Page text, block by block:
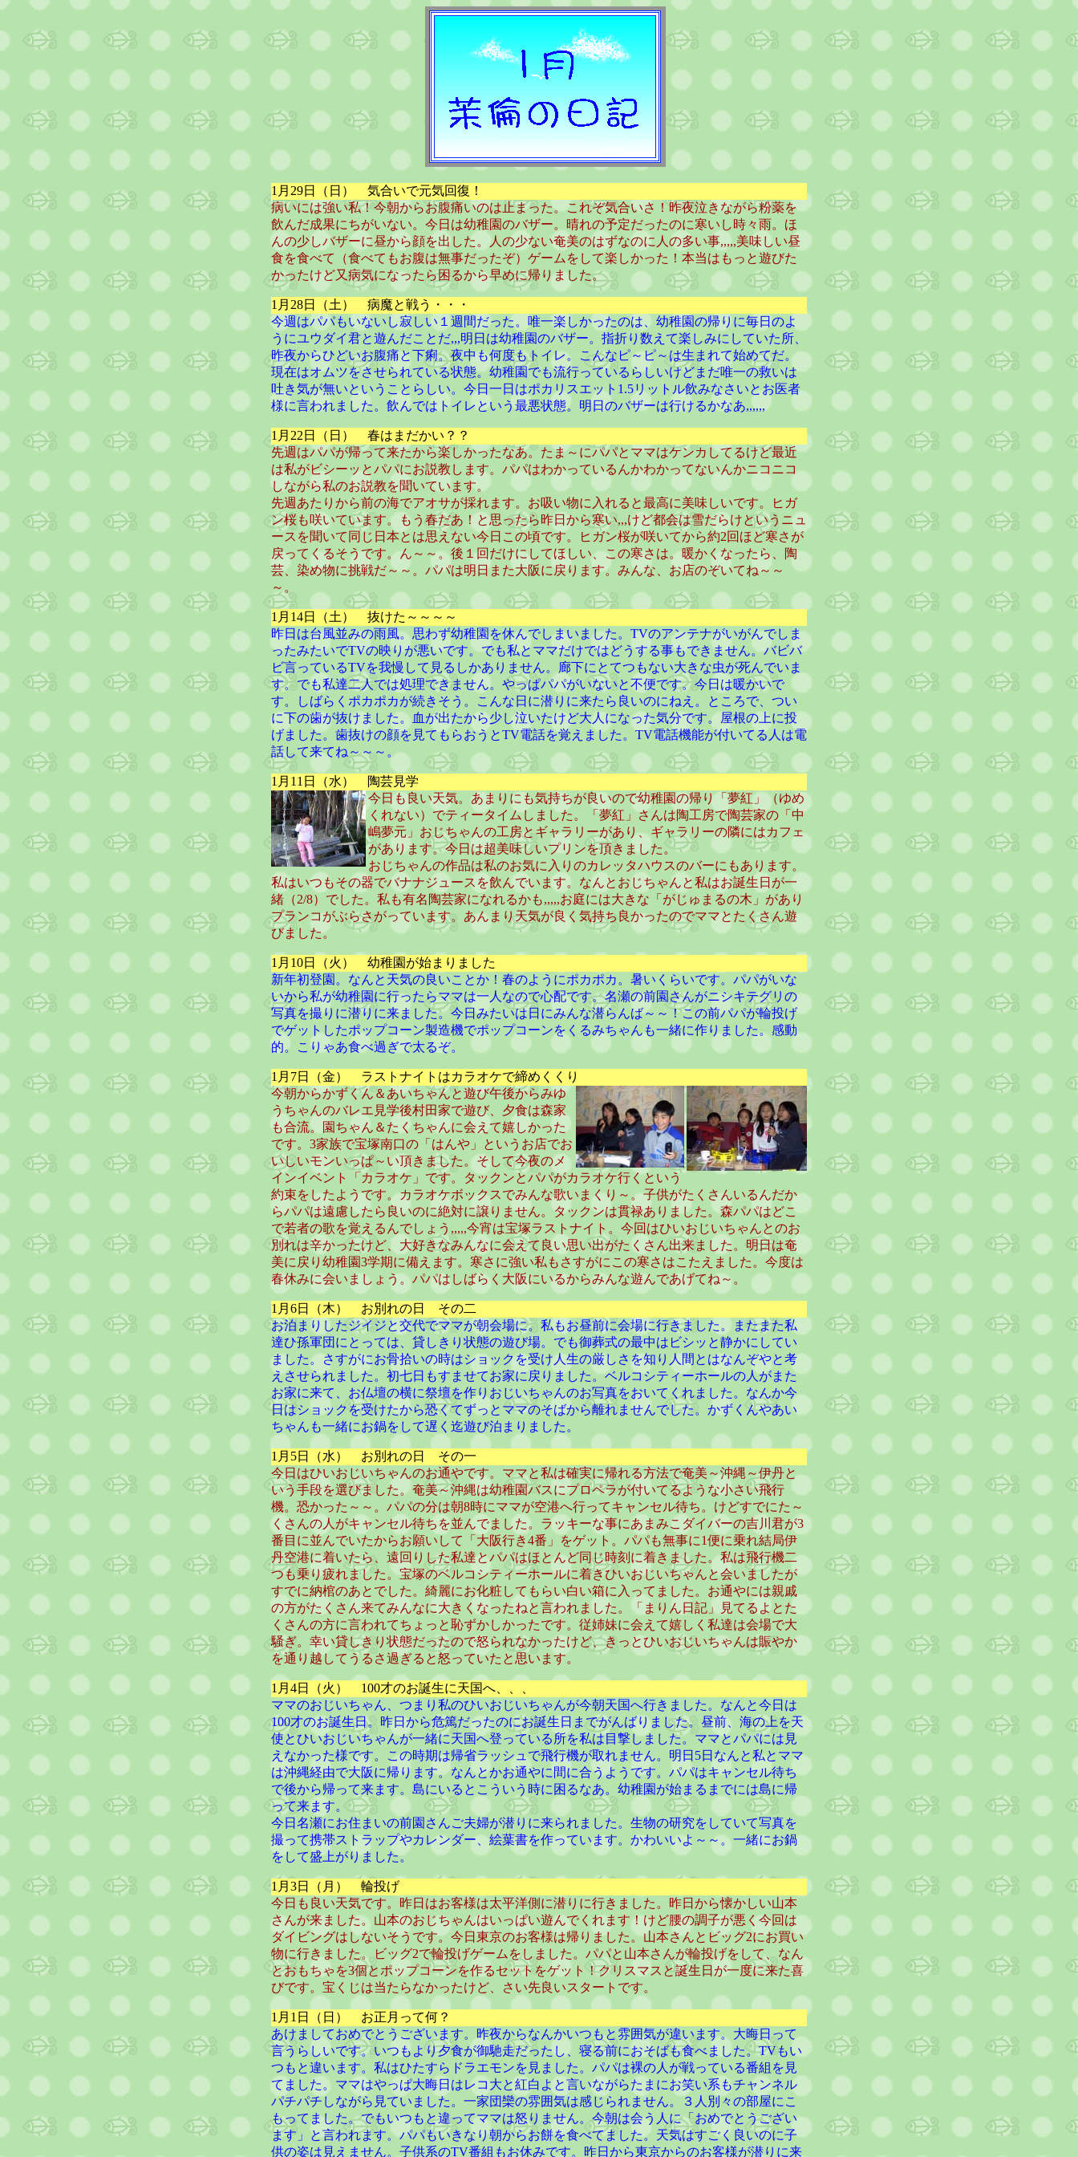
1月29日（日） 気合いで元気回復！
病いには強い私！今朝からお腹痛いのは止まった。これぞ気合いさ！昨夜泣きながら粉薬を
飲んだ成果にちがいない。今日は幼稚園のバザー。晴れの予定だったのに寒いし時々雨。ほ
んの少しバザーに昼から顔を出した。人の少ない奄美のはずなのに人の多い事,,,,,美味しい昼
食を食べて（食べてもお腹は無事だったぞ）ゲームをして楽しかった！本当はもっと遊びた
かったけど又病気になったら困るから早めに帰りました。
1月28日（土） 病魔と戦う・・・
今週はパパもいないし寂しい１週間だった。唯一楽しかったのは、幼稚園の帰りに毎日のよ
うにユウダイ君と遊んだことだ,,,明日は幼稚園のバザー。指折り数えて楽しみにしていた所、
昨夜からひどいお腹痛と下痢。夜中も何度もトイレ。こんなピ～ピ～は生まれて始めてだ。
現在はオムツをさせられている状態。幼稚園でも流行っているらしいけどまだ唯一の救いは
吐き気が無いということらしい。今日一日はポカリスエット1.5リットル飲みなさいとお医者
様に言われました。飲んではトイレという最悪状態。明日のバザーは行けるかなあ,,,,,,
1月22日（日） 春はまだかい？？
先週はパパが帰って来たから楽しかったなあ。たま～にパパとママはケンカしてるけど最近
は私がビシーッとパパにお説教します。パパはわかっているんかわかってないんかニコニコ
しながら私のお説教を聞いています。
先週あたりから前の海でアオサが採れます。お吸い物に入れると最高に美味しいです。ヒガ
ン桜も咲いています。もう春だあ！と思ったら昨日から寒い,,,けど都会は雪だらけというニュ
ースを聞いて同じ日本とは思えない今日この頃です。ヒガン桜が咲いてから約2回ほど寒さが
戻ってくるそうです。ん～～。後１回だけにしてほしい、この寒さは。暖かくなったら、陶
芸、染め物に挑戦だ～～。パパは明日また大阪に戻ります。みんな、お店のぞいてね～～
～。
1月14日（土） 抜けた～～～～
昨日は台風並みの雨風。思わず幼稚園を休んでしまいました。TVのアンテナがいがんでしま
ったみたいでTVの映りが悪いです。でも私とママだけではどうする事もできません。バビバ
ビ言っているTVを我慢して見るしかありません。廊下にとてつもない大きな虫が死んでいま
す。でも私達二人では処理できません。やっぱパパがいないと不便です。今日は暖かいで
す。しばらくポカポカが続きそう。こんな日に潜りに来たら良いのにねえ。ところで、つい
に下の歯が抜けました。血が出たから少し泣いたけど大人になった気分です。屋根の上に投
げました。歯抜けの顔を見てもらおうとTV電話を覚えました。TV電話機能が付いてる人は電
話して来てね～～～。
1月11日（水） 陶芸見学
今日も良い天気。あまりにも気持ちが良いので幼稚園の帰り「夢紅」（ゆめ
くれない）でティータイムしました。「夢紅」さんは陶工房で陶芸家の「中
嶋夢元」おじちゃんの工房とギャラリーがあり、ギャラリーの隣にはカフェ
があります。今日は超美味しいプリンを頂きました。
おじちゃんの作品は私のお気に入りのカレッタハウスのバーにもあります。
私はいつもその器でバナナジュースを飲んでいます。なんとおじちゃんと私はお誕生日が一
緒（2/8）でした。私も有名陶芸家になれるかも,,,,,お庭には大きな「がじゅまるの木」があり
プランコがぶらさがっています。あんまり天気が良く気持ち良かったのでママとたくさん遊
びました。
1月10日（火） 幼稚園が始まりました
新年初登園。なんと天気の良いことか！春のようにポカポカ。暑いくらいです。パパがいな
いから私が幼稚園に行ったらママは一人なので心配です。名瀬の前園さんがニシキテグリの
写真を撮りに潜りに来ました。今日みたいは日にみんな潜らんば～～！この前パパが輪投げ
でゲットしたポップコーン製造機でポップコーンをくるみちゃんも一緒に作りました。感動
的。こりゃあ食べ過ぎで太るぞ。
1月7日（金） ラストナイトはカラオケで締めくくり
今朝からかずくん＆あいちゃんと遊び午後からみゆ
うちゃんのバレエ見学後村田家で遊び、夕食は森家
も合流。園ちゃん＆たくちゃんに会えて嬉しかった
です。3家族で宝塚南口の「はんや」というお店でお
いしいモンいっぱ～い頂きました。そして今夜のメ
インイベント「カラオケ」です。タックンとパパがカラオケ行くという
約束をしたようです。カラオケボックスでみんな歌いまくり～。子供がたくさんいるんだか
らパパは遠慮したら良いのに絶対に譲りません。タックンは貫禄ありました。森パパはどこ
で若者の歌を覚えるんでしょう,,,,,今宵は宝塚ラストナイト。今回はひいおじいちゃんとのお
別れは辛かったけど、大好きなみんなに会えて良い思い出がたくさん出来ました。明日は奄
美に戻り幼稚園3学期に備えます。寒さに強い私もさすがにこの寒さはこたえました。今度は
春休みに会いましょう。パパはしばらく大阪にいるからみんな遊んであげてね～。
1月6日（木） お別れの日 その二
お泊まりしたジイジと交代でママが朝会場に。私もお昼前に会場に行きました。またまた私
達ひ孫軍団にとっては、貸しきり状態の遊び場。でも御葬式の最中はビシッと静かにしてい
ました。さすがにお骨拾いの時はショックを受け人生の厳しさを知り人間とはなんぞやと考
えさせられました。初七日もすませてお家に戻りました。ベルコシティーホールの人がまた
お家に来て、お仏壇の横に祭壇を作りおじいちゃんのお写真をおいてくれました。なんか今
日はショックを受けたから恐くてずっとママのそばから離れませんでした。かずくんやあい
ちゃんも一緒にお鍋をして遅く迄遊び泊まりました。
1月5日（水） お別れの日 その一
今日はひいおじいちゃんのお通やです。ママと私は確実に帰れる方法で奄美～沖縄～伊丹と
いう手段を選びました。奄美～沖縄は幼稚園バスにプロペラが付いてるような小さい飛行
機。恐かった～～。パパの分は朝8時にママが空港へ行ってキャンセル待ち。けどすでにた～
くさんの人がキャンセル待ちを並んでました。ラッキーな事にあまみこダイバーの吉川君が3
番目に並んでいたからお願いして「大阪行き4番」をゲット。パパも無事に1便に乗れ結局伊
丹空港に着いたら、遠回りした私達とパパはほとんど同じ時刻に着きました。私は飛行機二
つも乗り疲れました。宝塚のベルコシティーホールに着きひいおじいちゃんと会いましたが
すでに納棺のあとでした。綺麗にお化粧してもらい白い箱に入ってました。お通やには親戚
の方がたくさん来てみんなに大きくなったねと言われました。「まりん日記」見てるよとた
くさんの方に言われてちょっと恥ずかしかったです。従姉妹に会えて嬉しく私達は会場で大
騒ぎ。幸い貸しきり状態だったので怒られなかったけど、きっとひいおじいちゃんは賑やか
を通り越してうるさ過ぎると怒っていたと思います。
1月4日（火） 100才のお誕生に天国へ、、、
ママのおじいちゃん、つまり私のひいおじいちゃんが今朝天国へ行きました。なんと今日は
100才のお誕生日。昨日から危篤だったのにお誕生日までがんばりました。昼前、海の上を天
使とひいおじいちゃんが一緒に天国へ登っている所を私は目撃しました。ママとパパには見
えなかった様です。この時期は帰省ラッシュで飛行機が取れません。明日5日なんと私とママ
は沖縄経由で大阪に帰ります。なんとかお通やに間に合うようです。パパはキャンセル待ち
で後から帰って来ます。島にいるとこういう時に困るなあ。幼稚園が始まるまでには島に帰
って来ます。
今日名瀬にお住まいの前園さんご夫婦が潜りに来られました。生物の研究をしていて写真を
撮って携帯ストラップやカレンダー、絵葉書を作っています。かわいいよ～～。一緒にお鍋
をして盛上がりました。
1月3日（月） 輪投げ
今日も良い天気です。昨日はお客様は太平洋側に潜りに行きました。昨日から懐かしい山本
さんが来ました。山本のおじちゃんはいっぱい遊んでくれます！けど腰の調子が悪く今回は
ダイビングはしないそうです。今日東京のお客様は帰りました。山本さんとビッグ2にお買い
物に行きました。ビッグ2で輪投げゲームをしました。パパと山本さんが輪投げをして、なん
とおもちゃを3個とポップコーンを作るセットをゲット！クリスマスと誕生日が一度に来た喜
びです。宝くじは当たらなかったけど、さい先良いスタートです。
1月1日（日） お正月って何？
あけましておめでとうございます。昨夜からなんかいつもと雰囲気が違います。大晦日って
言うらしいです。いつもより夕食が御馳走だったし、寝る前におそばも食べました。TVもい
つもと違います。私はひたすらドラエモンを見ました。パパは裸の人が戦っている番組を見
てました。ママはやっぱ大晦日はレコ大と紅白よと言いながらたまにお笑い系もチャンネル
パチパチしながら見ていました。一家団欒の雰囲気は感じられません。３人別々の部屋にこ
もってました。でもいつもと違ってママは怒りません。今朝は会う人に「おめでとうござい
ます」と言われます。パパもいきなり朝からお餅を食べてました。天気はすごく良いのに子
供の姿は見えません。子供系のTV番組もお休みです。昨日から東京からのお客様が潜りに来